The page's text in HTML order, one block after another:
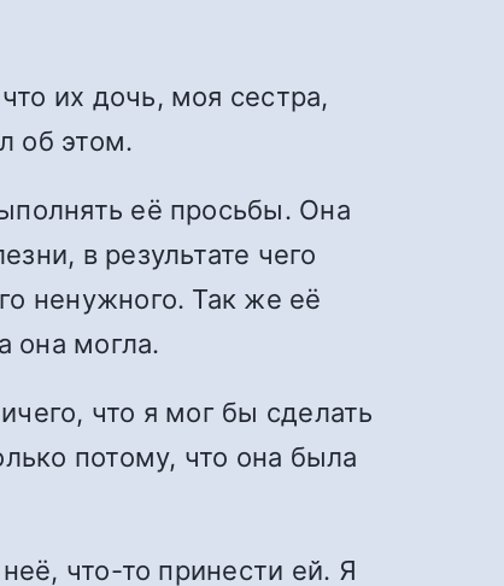
их дочь, моя сестра,
об этом.
её просьбы. Она
в результате чего
ненужного. Так же её
она могла.
что я мог бы сделать
потому, что она была
что-то принести ей. Я